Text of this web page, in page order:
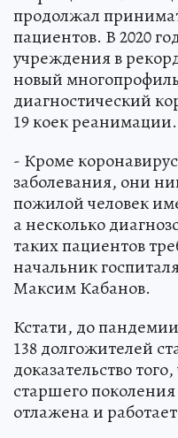
продолжал
пациентов. В 2020
учреждения в
новый
диагностический
19 коек реанимации.
- Кроме
заболевания, они
пожилой человек
а несколько
таких пациентов
начальник
Максим Кабанов.
Кстати, до
138 долгожителей
доказательство
старшего
отлажена и